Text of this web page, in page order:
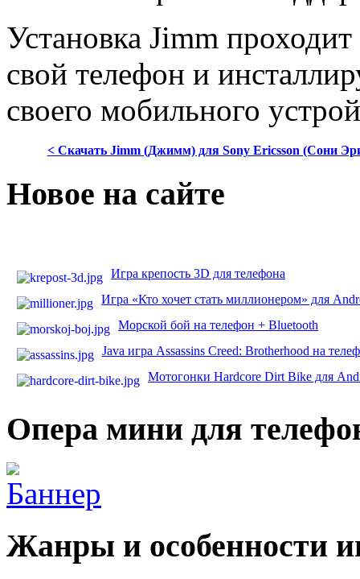
Установка Jimm
свой телефон и
своего мобильного
< Скачать Jimm (Джимм) для Sony Ericsson (Сони
Новое на сайте
Игра крепость 3D для телефона
Игра «Кто хочет стать миллионером» для
Морской бой на телефон + Bluetooth
Java игра Assassins Creed: Brotherhood на
Мотогонки Hardcore Dirt Bike для
Опера мини для
Жанры и особенности